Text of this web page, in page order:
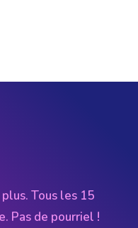
Tous les 15
Pas de pourriel !